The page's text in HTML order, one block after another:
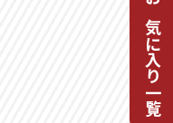
お気に入り一覧